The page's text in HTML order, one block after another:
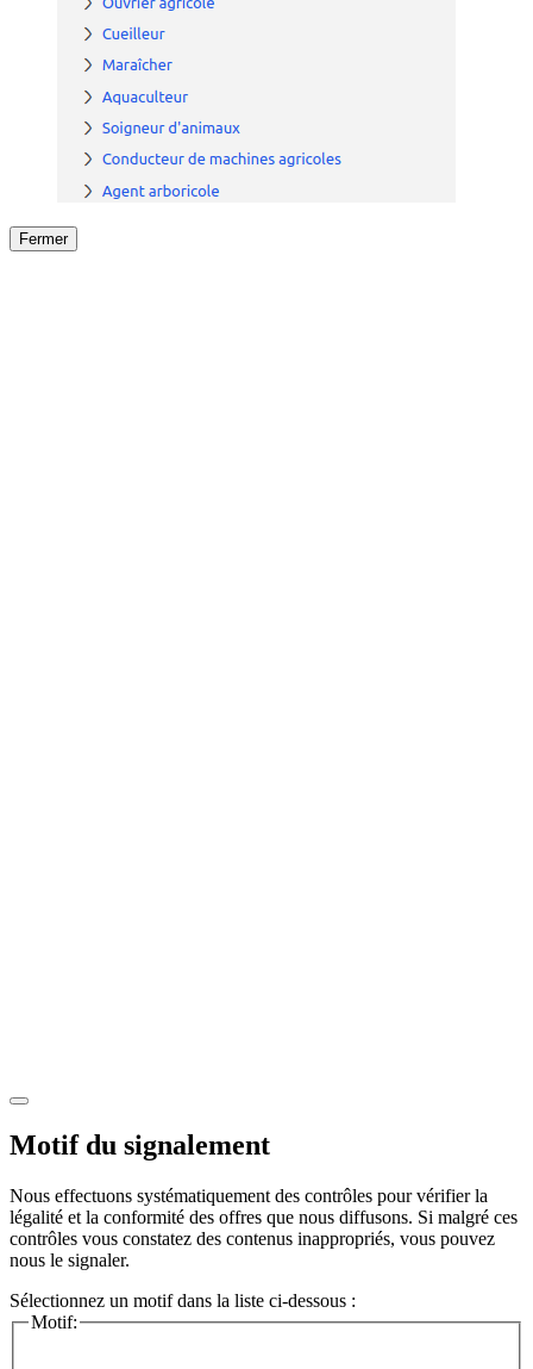
Fermer
Motif du signalement
Nous effectuons systématiquement des contrôles pour vérifier la
légalité et la conformité des offres que nous diffusons. Si malgré ces
contrôles vous constatez des contenus inappropriés, vous pouvez
nous le signaler.
Sélectionnez un motif dans la liste ci-dessous :
Motif: